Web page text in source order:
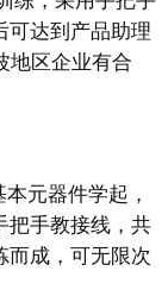
可达到产品助理
地区企业有合
元器件学起，
把手教接线，共
而成，可无限次